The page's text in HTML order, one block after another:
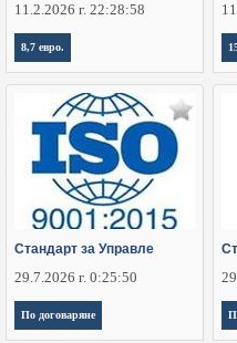
11.2.2026 г. 22:28:58
8,7 евро.
Стандарт за Управле
29.7.2026 г. 0:25:50
По договаряне